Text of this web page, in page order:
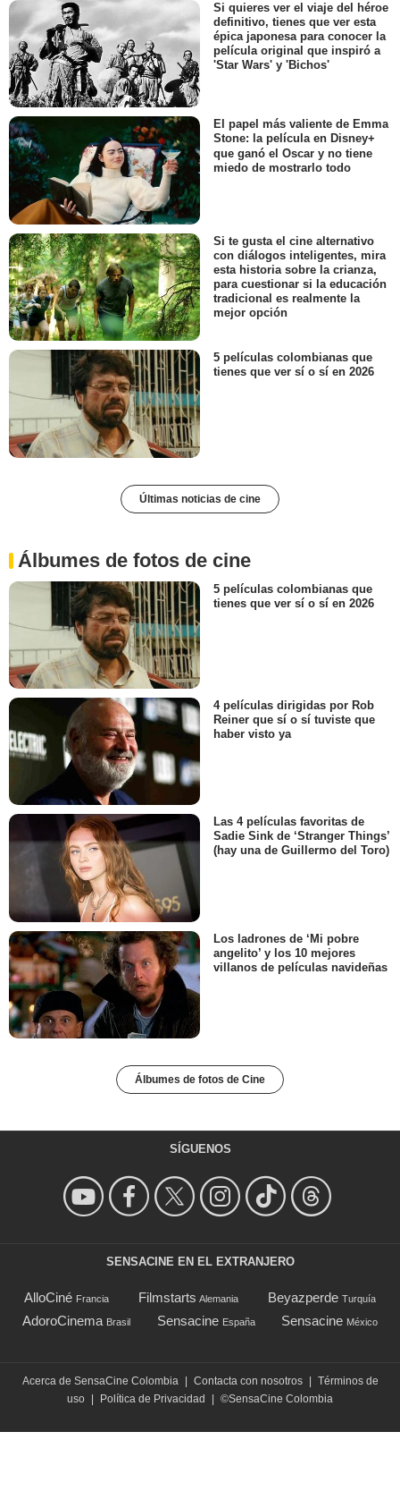
Si quieres ver el viaje del héroe
definitivo, tienes que ver esta
épica japonesa para conocer la
película original que inspiró a
'Star Wars' y 'Bichos'
El papel más valiente de Emma
Stone: la película en Disney+
que ganó el Oscar y no tiene
miedo de mostrarlo todo
Si te gusta el cine alternativo
con diálogos inteligentes, mira
esta historia sobre la crianza,
para cuestionar si la educación
tradicional es realmente la
mejor opción
5 películas colombianas que
tienes que ver sí o sí en 2026
Últimas noticias de cine
Álbumes de fotos de cine
5 películas colombianas que
tienes que ver sí o sí en 2026
4 películas dirigidas por Rob
Reiner que sí o sí tuviste que
haber visto ya
Las 4 películas favoritas de
Sadie Sink de ‘Stranger Things’
(hay una de Guillermo del Toro)
Los ladrones de ‘Mi pobre
angelito’ y los 10 mejores
villanos de películas navideñas
Álbumes de fotos de Cine
SÍGUENOS
SENSACINE EN EL EXTRANJERO
AlloCiné Francia Filmstarts Alemania Beyazperde Turquía
AdoroCinema Brasil Sensacine España Sensacine México
Acerca de SensaCine Colombia Contacta con nosotros
Términos de
uso
Política de Privacidad ©SensaCine Colombia